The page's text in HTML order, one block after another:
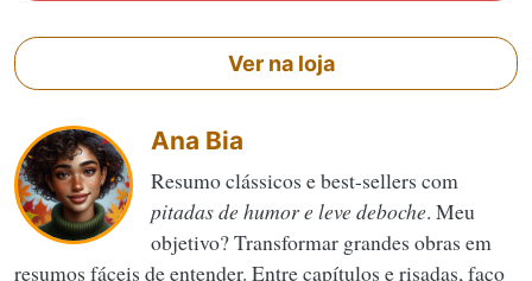
Ver na loja
Ana Bia
Resumo clássicos e best-sellers com
pitadas de humor e leve deboche. Meu
objetivo? Transformar grandes obras em
resumos fáceis de entender. Entre capítulos e risadas, faço